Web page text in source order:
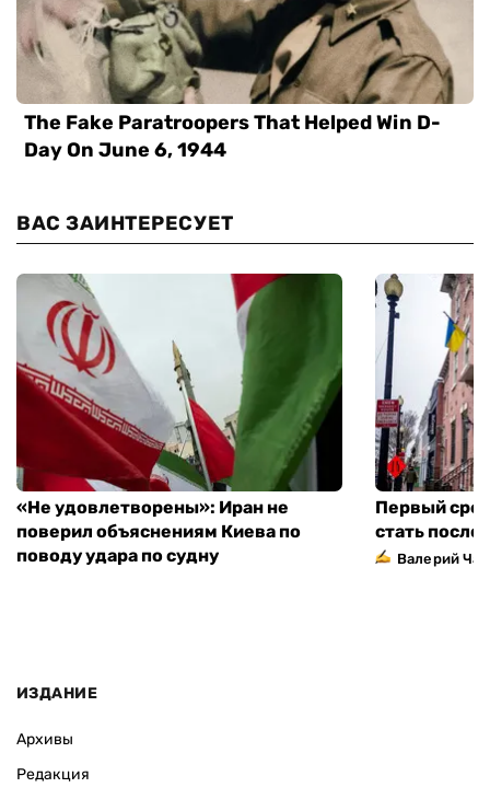
ВАС ЗАИНТЕРЕСУЕТ
«Не удовлетворены»: Иран не
поверил объяснениям Киева по
поводу удара по судну
Первый
стать
Валерий
ИЗДАНИЕ
Архивы
Редакция